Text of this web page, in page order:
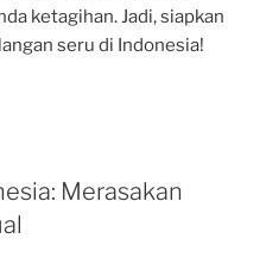
ketagihan. Jadi, siapkan
seru di Indonesia!
Merasakan